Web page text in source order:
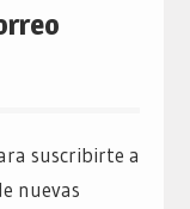
suscribirte a
nuevas